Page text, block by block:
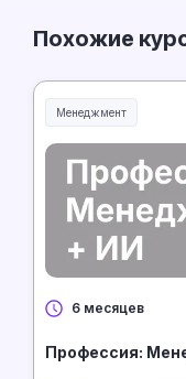
Похожие
Менеджмент
Менеджмент и
6 месяцев
Профессия: